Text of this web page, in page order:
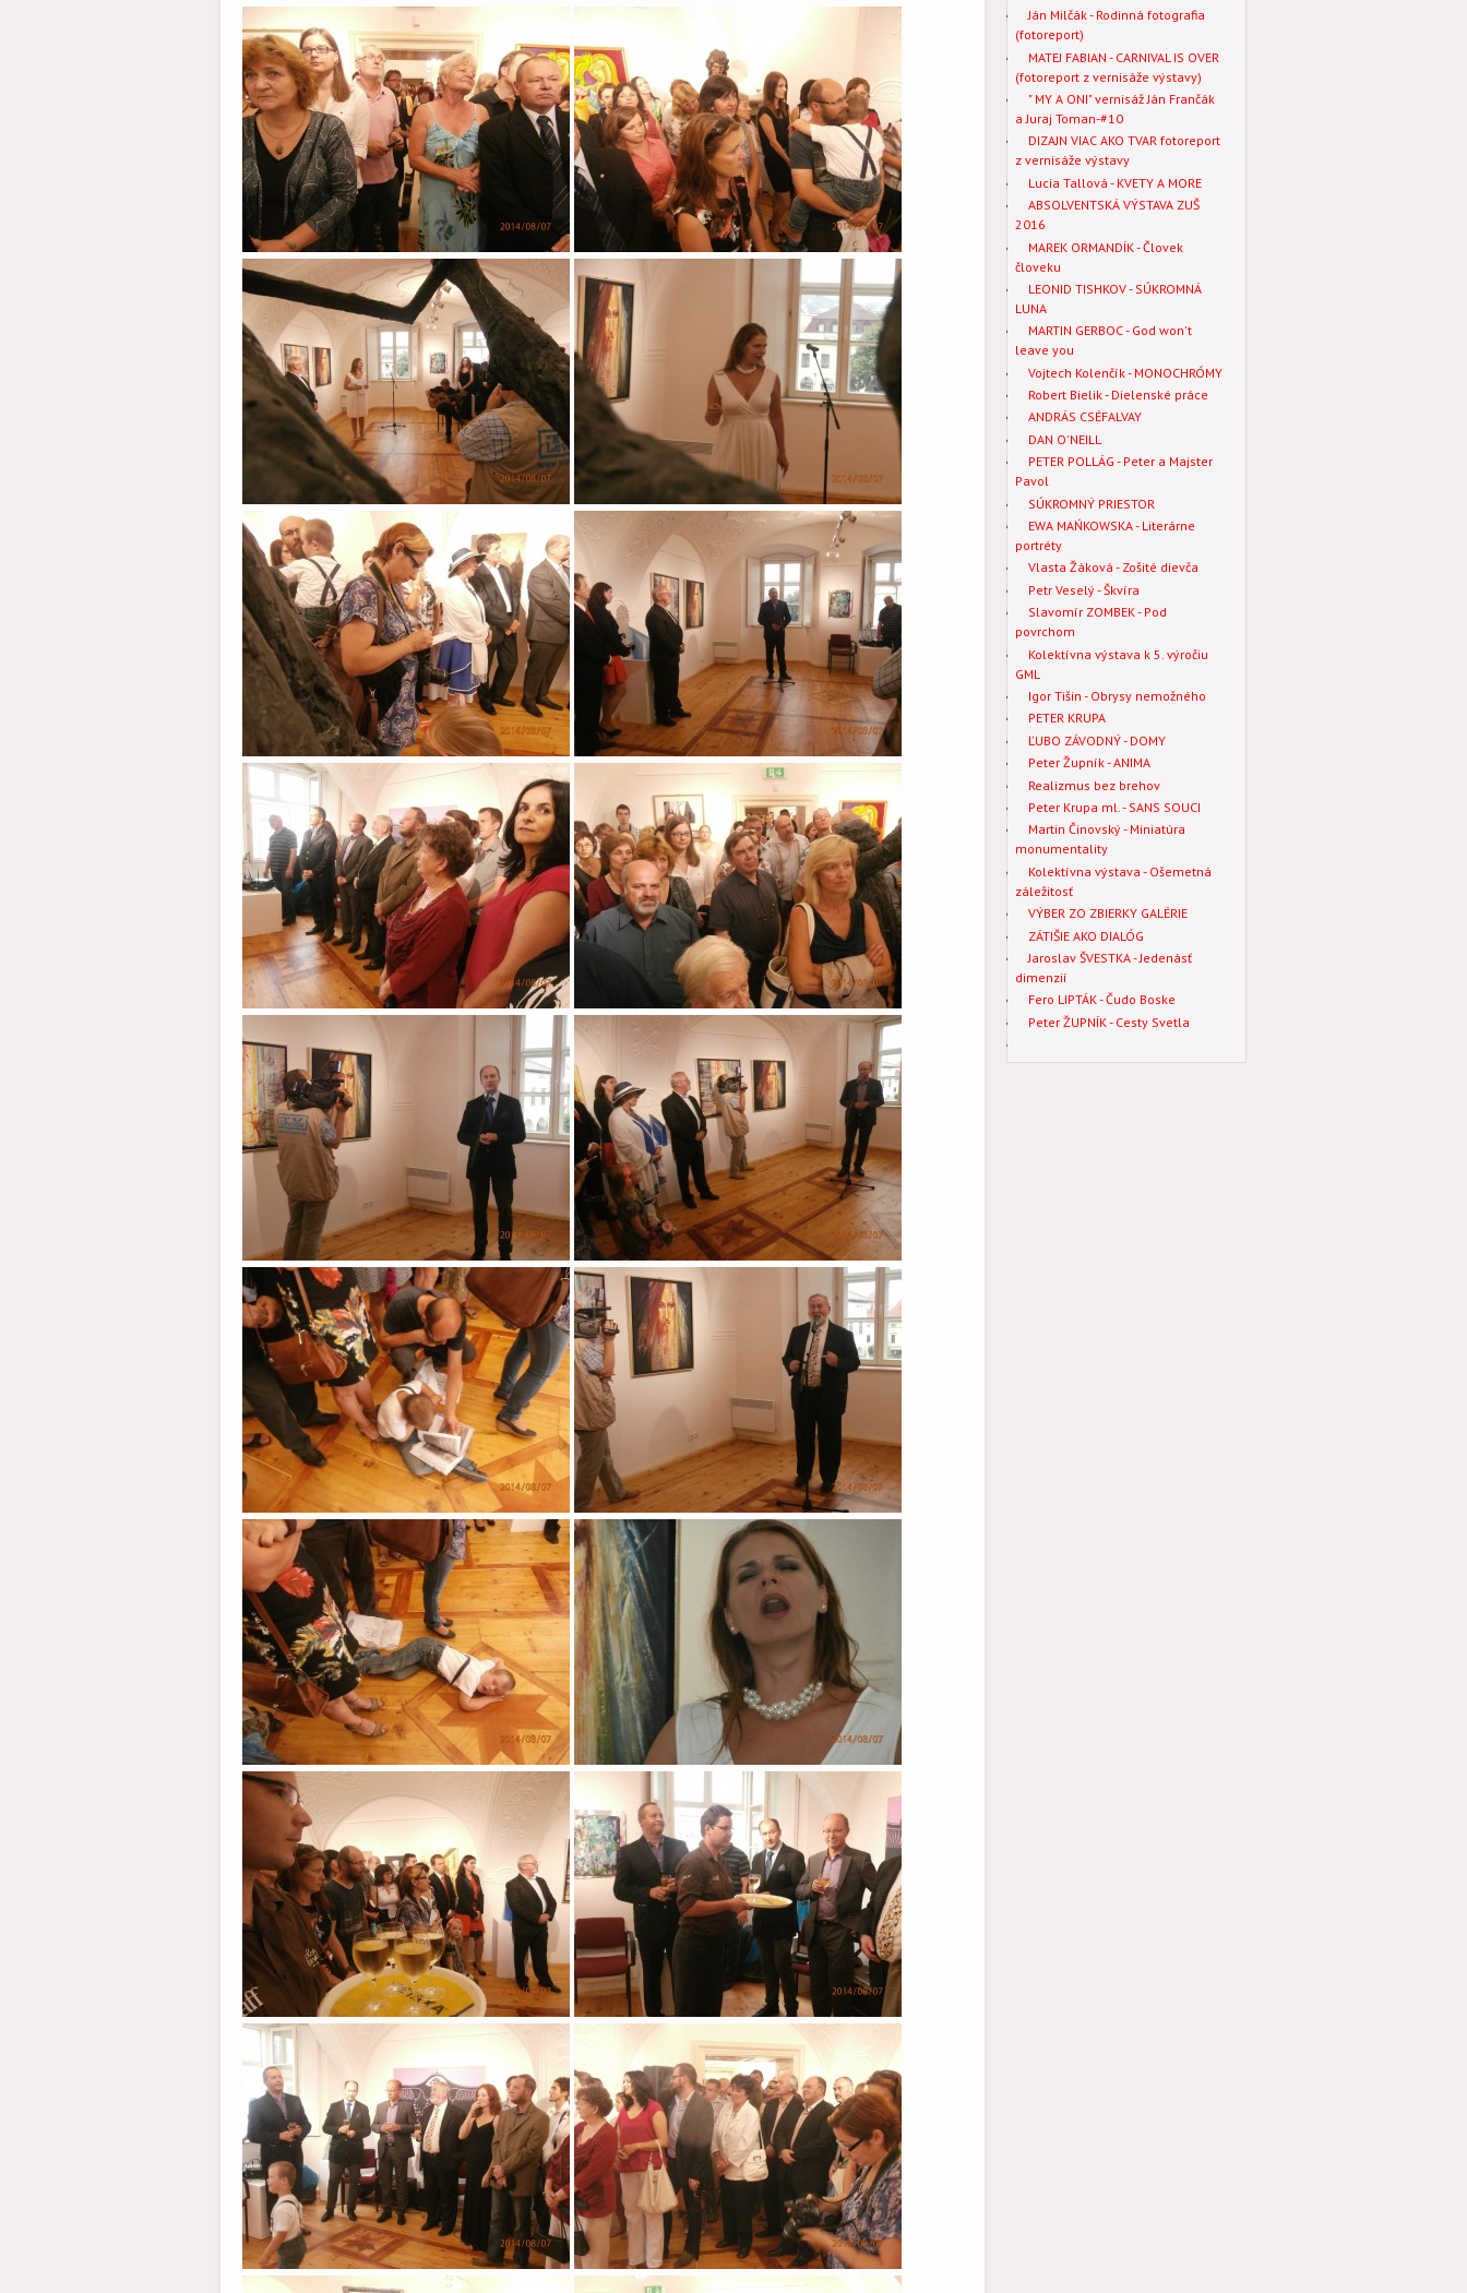
Ján Milčák - Rodinná fotografia
(fotoreport)
MATEJ FABIAN - CARNIVAL IS OVER
(fotoreport z vernisáže výstavy)
" MY A ONI" vernisáž Ján Frančák
a Juraj Toman-#10
DIZAJN VIAC AKO TVAR fotoreport
z vernisáže výstavy
Lucia Tallová - KVETY A MORE
ABSOLVENTSKÁ VÝSTAVA ZUŠ
2016
MAREK ORMANDÍK - Človek
človeku
LEONID TISHKOV - SÚKROMNÁ
LUNA
MARTIN GERBOC - God won't
leave you
Vojtech Kolenčík - MONOCHRÓMY
Robert Bielik - Dielenské práce
ANDRÁS CSÉFALVAY
DAN O'NEILL
PETER POLLÁG - Peter a Majster
Pavol
SÚKROMNÝ PRIESTOR
EWA MAŃKOWSKA - Literárne
portréty
Vlasta Žáková - Zošité dievča
Petr Veselý - Škvíra
Slavomír ZOMBEK - Pod
povrchom
Kolektívna výstava k 5. výročiu
GML
Igor Tišin - Obrysy nemožného
PETER KRUPA
ĽUBO ZÁVODNÝ - DOMY
Peter Župník - ANIMA
Realizmus bez brehov
Peter Krupa ml. - SANS SOUCI
Martin Činovský - Miniatúra
monumentality
Kolektívna výstava - Ošemetná
záležitosť
VÝBER ZO ZBIERKY GALÉRIE
ZÁTIŠIE AKO DIALÓG
Jaroslav ŠVESTKA - Jedenásť
dimenzií
Fero LIPTÁK - Čudo Boske
Peter ŽUPNÍK - Cesty Svetla